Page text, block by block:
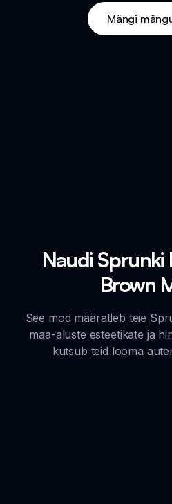
Mängi
Naudi Sprunki
Brown
See mod määratleb teie
maa-aluste esteetikate ja
kutsub teid looma